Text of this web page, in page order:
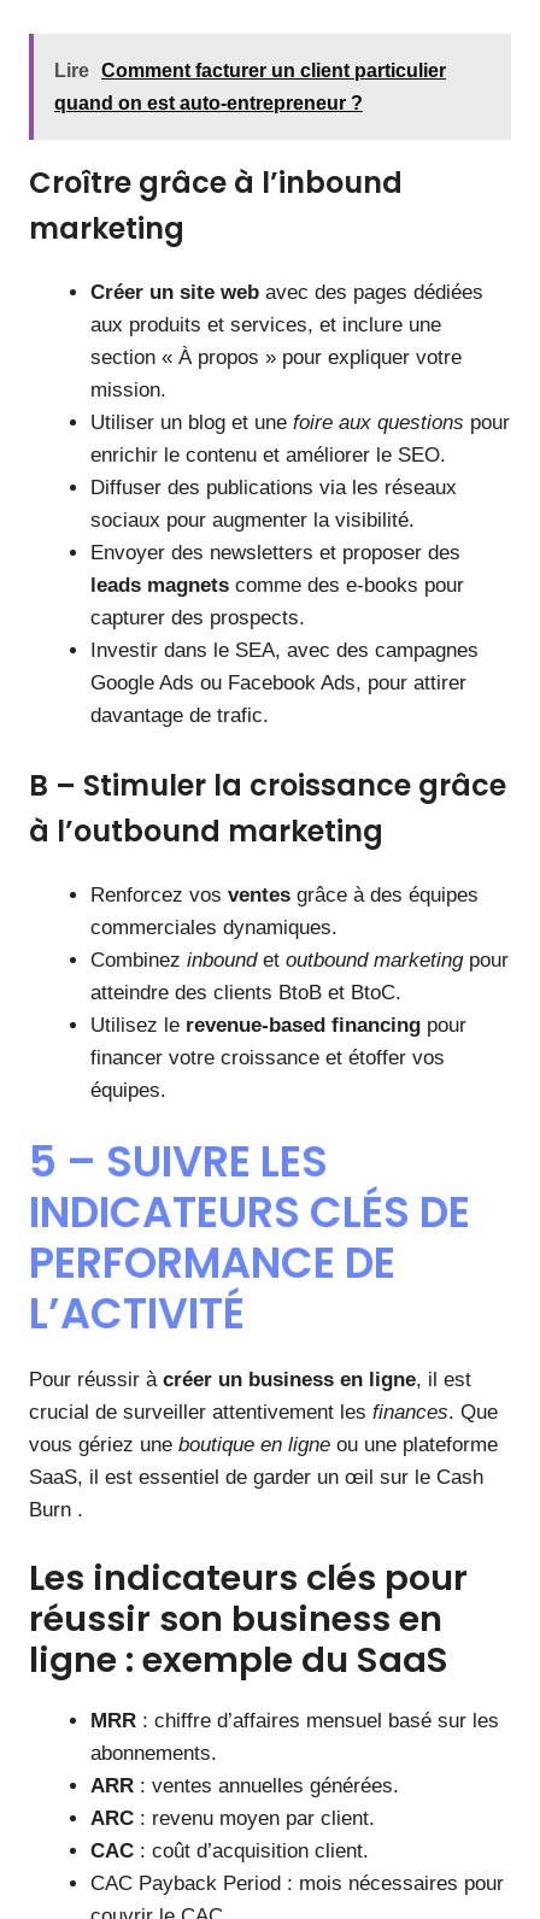
Lire Comment facturer un client particulier
quand on est auto-entrepreneur ?
Croître grâce à l’inbound
marketing
Créer un site web avec des pages dédiées
aux produits et services, et inclure une
section « À propos » pour expliquer votre
mission.
Utiliser un blog et une foire aux questions pour
enrichir le contenu et améliorer le SEO.
Diffuser des publications via les réseaux
sociaux pour augmenter la visibilité.
Envoyer des newsletters et proposer des
leads magnets comme des e-books pour
capturer des prospects.
Investir dans le SEA, avec des campagnes
Google Ads ou Facebook Ads, pour attirer
davantage de trafic.
B – Stimuler la croissance grâce
à l’outbound marketing
Renforcez vos ventes grâce à des équipes
commerciales dynamiques.
Combinez inboundet outbound marketingpour
atteindre des clients BtoB et BtoC.
Utilisez le revenue-based financing pour
financer votre croissance et étoffer vos
équipes.
5 – SUIVRE LES
INDICATEURS CLÉS DE
PERFORMANCE DE
L’ACTIVITÉ
Pour réussir à créer un business en ligne, il est
crucial de surveiller attentivement les finances. Que
vous gériez une boutique en ligne ou une plateforme
SaaS, il est essentiel de garder un œil sur le Cash
Burn .
Les indicateurs clés pour
réussir son business en
ligne : exemple du SaaS
MRR : chiffre d’affaires mensuel basé sur les
abonnements.
ARR : ventes annuelles générées.
ARC : revenu moyen par client.
CAC : coût d’acquisition client.
CAC Payback Period : mois nécessaires pour